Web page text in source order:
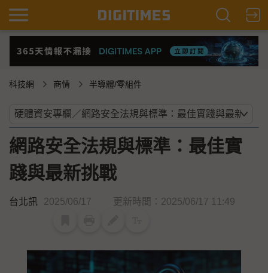
科技網 商情 半導體/零組件
網路安全法規與標準：最佳實
踐與最新挑戰
台北訊 2025/06/17 更新時間：2025/06/17 11:49